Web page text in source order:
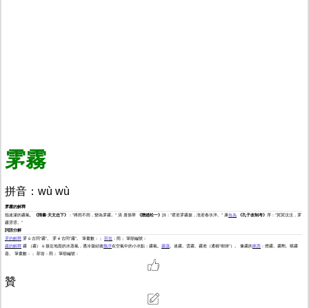
雺霧
拼音：wù wù
雺霧的解釋
指迷濛的霧氣。
《隋書·天文志下》 ：“將雨不雨，變為雺霧。” 清 唐孫華 《贈趙松一》 詩：“霍若雺霧披，渙若春氷泮。” 康有為 《孔子改制考》
序：“冥冥汶汶，雺
霧雰雰。”
詞語分解
雺的解釋 雺 ù 古同“霧”。 雺 é 古同“霿”。 筆畫數：； 部首 ：雨； 筆順編號：
霧的解釋 霧 （霧） ù 接近地面的水蒸氣，遇冷凝結後飄浮在空氣中的小水點：霧氣。 霧靄 。迷霧。雲霧。霧淞（通稱“樹掛”）。 像霧的東西 ：煙霧。霧劑。噴霧
器。 筆畫數：； 部首：雨； 筆順編號：
贊